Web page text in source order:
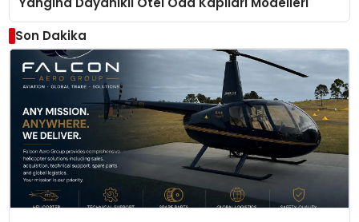
Son Dakika